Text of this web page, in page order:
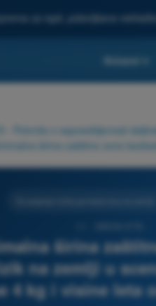
za ispit, poboljšana
Kvizovi
- Potvrda o osposobljenosti
širina
na zemlji u
4 kg i visine leta